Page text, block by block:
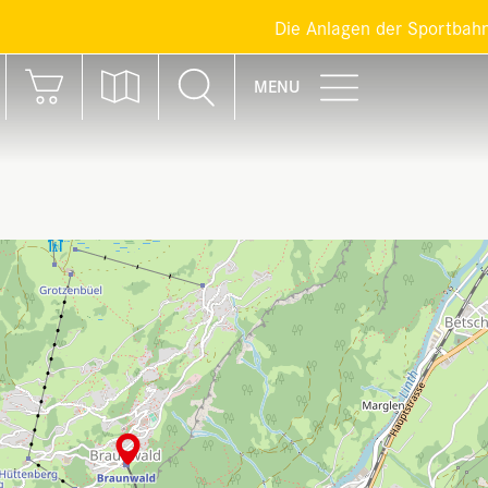
Die Anlagen der Sportbahnen
MENU